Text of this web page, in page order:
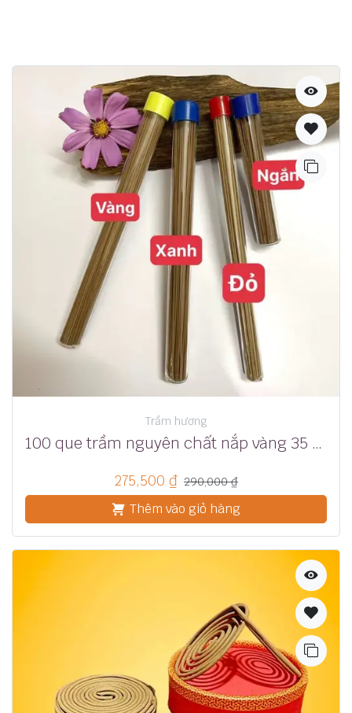
Trầm hương
100 que trầm nguyên chất nắp vàng 35 phút
275,500 ₫ 290,000₫
Thêm vào giỏ hàng